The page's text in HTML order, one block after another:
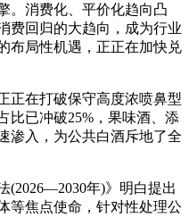
。消费化、平价化趋向凸
费回归的大趋向，成为行业
布局性机遇，正正在加快兑
在打破保守高度浓喷鼻型
比已冲破25%，果味酒、添
渗入，为公共白酒斥地了全
年)》明白提出
等焦点使命，针对性处理公